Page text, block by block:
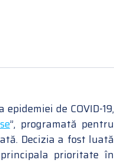
de COVID-19,
”, programată pentru
Decizia a fost luată
prioritate în